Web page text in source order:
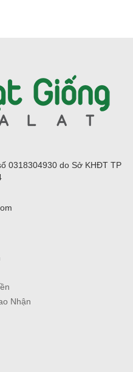
0318304930 do Sở KHĐT TP
Nhận